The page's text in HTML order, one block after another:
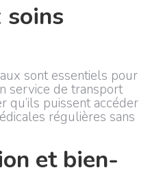
soins
sont essentiels pour
service de transport
qu’ils puissent accéder
régulières sans
et bien-